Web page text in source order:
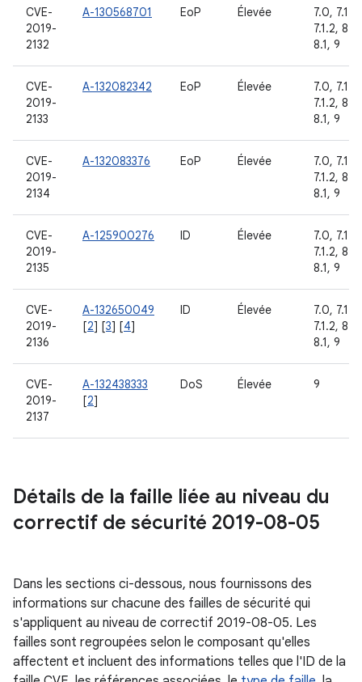
CVE-
2019-
2132
A-130568701 EoP Élevée
7.0, 7.1.1,
7.1.2, 8.0,
8.1, 9
CVE-
2019-
2133
A-132082342 EoP Élevée
7.0, 7.1.1,
7.1.2, 8.0,
8.1, 9
CVE-
2019-
2134
A-132083376 EoP Élevée
7.0, 7.1.1,
7.1.2, 8.0,
8.1, 9
CVE-
2019-
2135
A-125900276 ID Élevée
7.0, 7.1.1,
7.1.2, 8.0,
8.1, 9
CVE-
2019-
2136
A-132650049
[2] [3] [4]
ID Élevée
7.0, 7.1.1,
7.1.2, 8.0,
8.1, 9
CVE-
2019-
2137
A-132438333
[2]
DoS Élevée 9
Détails de la faille liée au niveau du
correctif de sécurité 2019-08-05
Dans les sections ci-dessous, nous fournissons des
informations sur chacune des failles de sécurité qui
s'appliquent au niveau de correctif 2019-08-05. Les
failles sont regroupées selon le composant qu'elles
affectent et incluent des informations telles que l'ID de la